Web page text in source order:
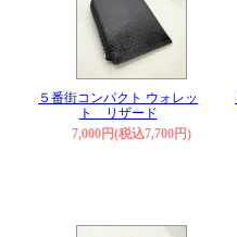
５番街コンパクト ウォレッ
ト リザード
7,000円(税込7,700円)